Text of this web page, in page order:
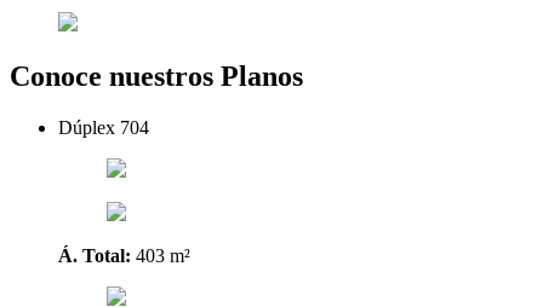
Conoce nuestros Planos
Dúplex 704
Á. Total: 403 m²